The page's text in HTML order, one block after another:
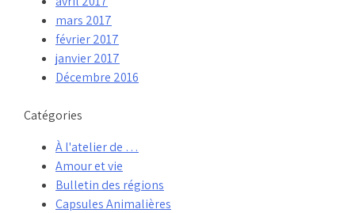
mars 2017
février 2017
janvier 2017
Décembre 2016
Catégories
À l'atelier de …
Amour et vie
Bulletin des régions
Capsules Animalières